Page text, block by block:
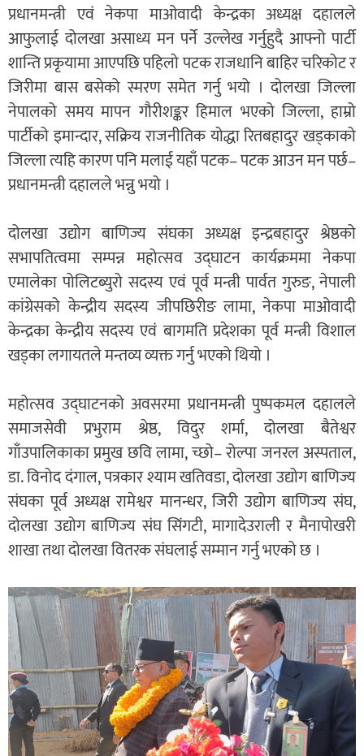
प्रधानमन्त्री एवं नेकपा माओवादी केन्द्रका अध्यक्ष दहालले
आफुलाई दोलखा असाध्य मन पर्ने उल्लेख गर्नुहुदै आफ्नो पार्टी
शान्ति प्रकृयामा आएपछि पहिलो पटक राजधानि बाहिर चरिकोट र
जिरीमा बास बसेको स्मरण समेत गर्नु भयो । दोलखा जिल्ला
नेपालको समय मापन गौरीशङ्कर हिमाल भएको जिल्ला, हाम्रो
पार्टीको इमान्दार, सक्रिय राजनीतिक योद्धा रितबहादुर खड्काको
जिल्ला त्यहि कारण पनि मलाई यहाँ पटक– पटक आउन मन पर्छ–
प्रधानमन्त्री दहालले भन्नु भयो ।
दोलखा उद्योग बाणिज्य संघका अध्यक्ष इन्द्रबहादुर श्रेष्ठको
सभापतित्वमा सम्पन्न महोत्सव उद्घाटन कार्यक्रममा नेकपा
एमालेका पोलिटब्युरो सदस्य एवं पूर्व मन्त्री पार्वत गुरुङ, नेपाली
कांग्रेसको केन्द्रीय सदस्य जीपछिरीङ लामा, नेकपा माओवादी
केन्द्रका केन्द्रीय सदस्य एवं बागमति प्रदेशका पूर्व मन्त्री विशाल
खड्का लगायतले मन्तव्य व्यक्त गर्नु भएको थियो ।
महोत्सव उद्घाटनको अवसरमा प्रधानमन्त्री पुष्पकमल दहालले
समाजसेवी प्रभुराम श्रेष्ठ, विदुर शर्मा, दोलखा बैतेश्वर
गाँउपालिकाका प्रमुख छवि लामा, च्छो– रोल्पा जनरल अस्पताल,
डा. विनोद दंगाल, पत्रकार श्याम खतिवडा, दोलखा उद्योग बाणिज्य
संघका पूर्व अध्यक्ष रामेश्वर मानन्धर, जिरी उद्योग बाणिज्य संघ,
दोलखा उद्योग बाणिज्य संघ सिंगटी, मागादेउराली र मैनापोखरी
शाखा तथा दोलखा वितरक संघलाई सम्मान गर्नु भएको छ ।